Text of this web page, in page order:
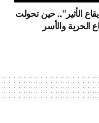
الأثير”.. حين تحولت
والأسر